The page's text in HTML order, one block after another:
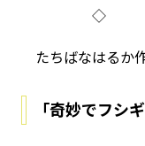
◇
たちばなはるか
「奇妙でフシ